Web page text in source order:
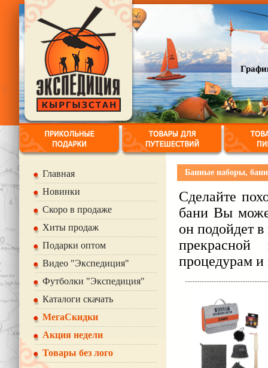
Главная
Новинки
Скоро в продаже
Хиты продаж
Подарки оптом
Видео "Экспедиция"
Футболки "Экспедиция"
Каталоги скачать
МегаСкидки
Акция недели
Товары без лого
Банные наборы,
Сделайте
бани Вы
он подойдет в
процедурам